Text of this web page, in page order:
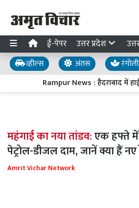
ई-पेपर उत्तर प्रदेश
व्हील्स अंतस रंगोली
Rampur News : हैदराबाद में
महंगाई का नया तांडव:एक हफ्ते में
पेट्रोल-डीजल दाम, जानें क्या हैं
Amrit Vichar Network